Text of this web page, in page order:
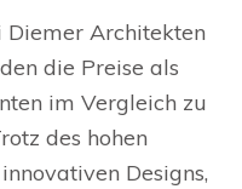
Diemer Architekten
die Preise als
im Vergleich zu
des hohen
Designs,